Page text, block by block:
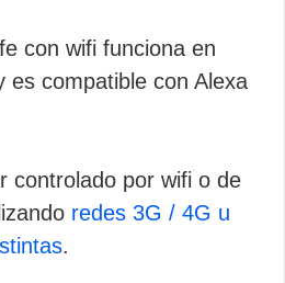
con wifi funciona en
es compatible con Alexa
controlado por wifi o de
redes 3G / 4G u
.